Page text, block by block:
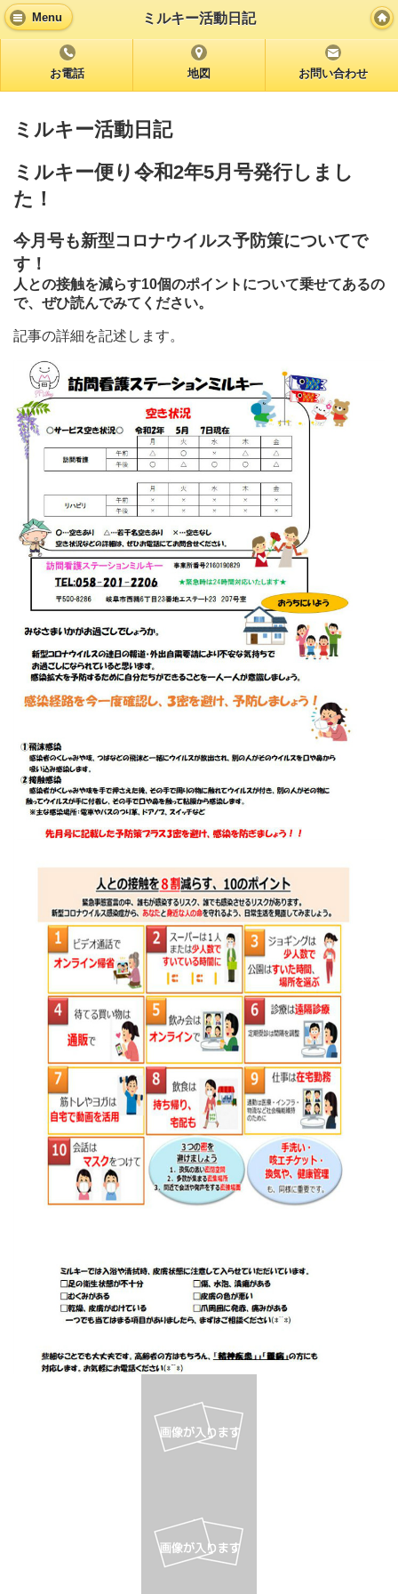
Menu ミルキー活動日記
お電話 地図 お問い合わせ
ミルキー活動日記
ミルキー便り令和2年5月号発行しまし
た！
今月号も新型コロナウイルス予防策についてで
す！
人との接触を減らす10個のポイントについて乗せてあるの
で、ぜひ読んでみてください。
記事の詳細を記述します。